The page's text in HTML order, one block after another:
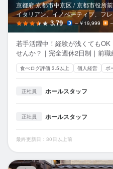
京都府 京都市中京区 / 京都市役所前
イタリアン、イノベーティブ、フ
3.79 ～￥19,999
若手活躍中！経験が浅くても
せんか？｜完全週休2日制｜前
食べログ評価 3.5以上 個人経営 ボ
正社員 ホールスタッフ
正社員 ホールスタッフ
最終更新日：30日以上前